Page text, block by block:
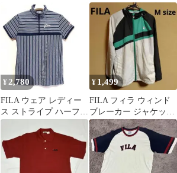
レー さわやか ロゴ刺繍
POLO ライン ロングス
カート
¥ 2,780
FILA ウェア レディー
ス ストライプ ハーフジ
ップ ポロシャツ
¥ 1,499
FILA フィラ ウィンド
ブレーカー ジャケット
レディース ジュニア M